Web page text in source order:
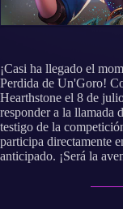
¡Casi ha llegado el
Perdida de Un'Goro!
Hearthstone el 8 de
responder a la llamada
testigo de la
participa directamente
anticipado. ¡Será la